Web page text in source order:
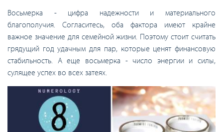
Восьмерка - цифра надежности и материального
благополучия. Согласитесь, оба фактора имеют крайне
важное значение для семейной жизни. Поэтому стоит считать
грядущий год удачным для пар, которые ценят финансовую
стабильность. А еще восьмерка - число энергии и силы,
сулящее успех во всех затеях.